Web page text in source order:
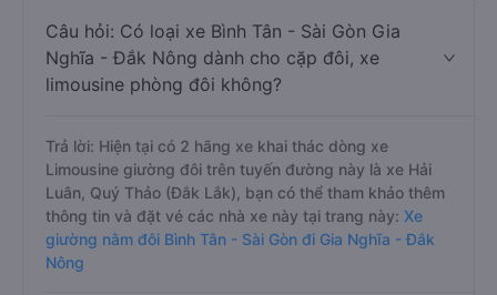
Câu hỏi: Có loại xe Bình Tân - Sài Gòn Gia
Nghĩa - Đắk Nông dành cho cặp đôi, xe
limousine phòng đôi không?
Trả lời: Hiện tại có 2 hãng xe khai thác dòng xe
Limousine giường đôi trên tuyến đường này là xe Hải
Luân, Quý Thảo (Đắk Lắk), bạn có thể tham khảo thêm
thông tin và đặt vé các nhà xe này tại trang này: Xe
giường nằm đôi Bình Tân - Sài Gòn đi Gia Nghĩa - Đắk
Nông